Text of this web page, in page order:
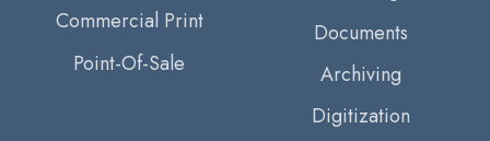
Commercial Print
Point-Of-Sale
Documents
Archiving
Digitization